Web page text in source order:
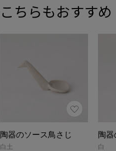
こちらもおすすめ
陶器のソース鳥さじ
白土
陶
白